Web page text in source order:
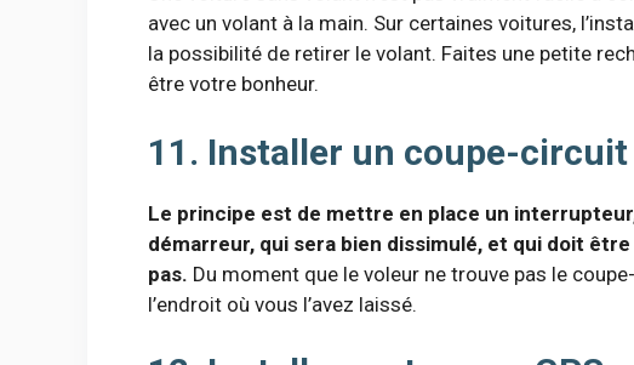
avec un volant à la main. Sur certaines voitures,
la possibilité de retirer le volant. Faites une petite
être votre bonheur.
11. Installer un coupe-circuit
Le principe est de mettre en place un
démarreur, qui sera bien dissimulé, et qui doit
pas. Du moment que le voleur ne trouve pas le
l’endroit où vous l’avez laissé.